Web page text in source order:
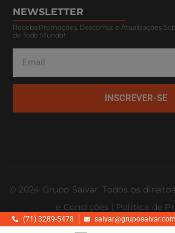
NEWSLETTER
Receba Promoções, Descontos e Atualizações
de Todo Mundo!
INSCREVER-SE
© 2024 Grupo Salvar. Todos os
e Condições | Política de
(71) 3289-5478